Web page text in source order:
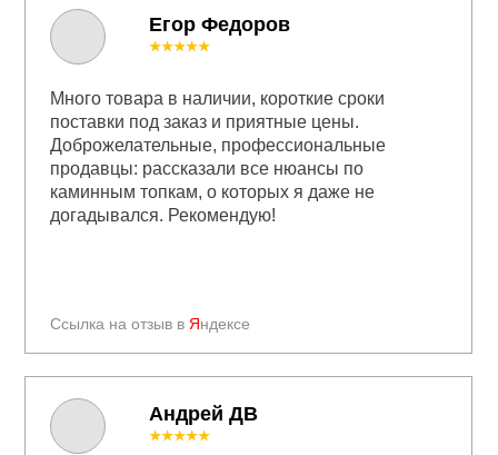
Егор Федоров
Ссылка на отзыв в Яндексе
★★★★★
Много товара в наличии, короткие сроки
поставки под заказ и приятные цены.
Доброжелательные, профессиональные
продавцы: рассказали все нюансы по
каминным топкам, о которых я даже не
догадывался. Рекомендую!
Андрей ДВ
★★★★★